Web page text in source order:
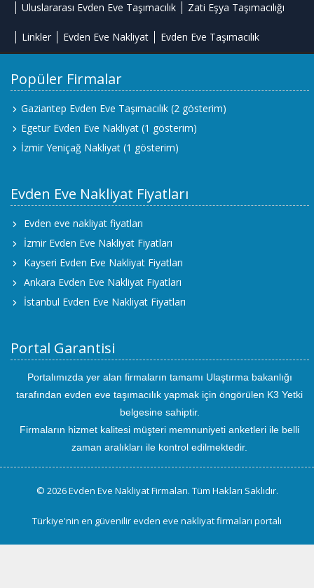
Uluslararası Evden Eve Taşımacılık Zati Eşya Taşımacılığı
Linkler Evden Eve Nakliyat Evden Eve Taşımacılık
Popüler Firmalar
Gaziantep Evden Eve Taşımacılık (2 gösterim)
Egetur Evden Eve Nakliyat (1 gösterim)
İzmir Yeniçağ Nakliyat (1 gösterim)
Evden Eve Nakliyat Fiyatları
Evden eve nakliyat fiyatları
İzmir Evden Eve Nakliyat Fiyatları
Kayseri Evden Eve Nakliyat Fiyatları
Ankara Evden Eve Nakliyat Fiyatları
İstanbul Evden Eve Nakliyat Fiyatları
Portal Garantisi
Portalımızda yer alan firmaların tamamı Ulaştırma bakanlığı
tarafından evden eve taşımacılık yapmak için öngörülen K3 Yetki
belgesine sahiptir.
Firmaların hizmet kalitesi müşteri memnuniyeti anketleri ile belli
zaman aralıkları ile kontrol edilmektedir.
© 2026 Evden Eve Nakliyat Firmaları. Tüm Hakları Saklıdır.
Türkiye'nin en güvenilir evden eve nakliyat firmaları portalı